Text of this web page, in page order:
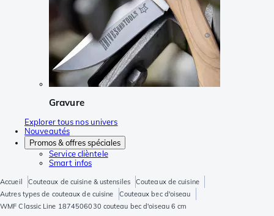
Gravure
Explorer tous nos univers
Nouveautés
Promos & offres spéciales
Service clièntele
Smart infos
Accueil Couteaux de cuisine & ustensiles
Couteaux de cuisine
Autres types de couteaux de cuisine
Couteaux bec d'oiseau
WMF Classic Line 1874506030 couteau bec d'oiseau 6 cm